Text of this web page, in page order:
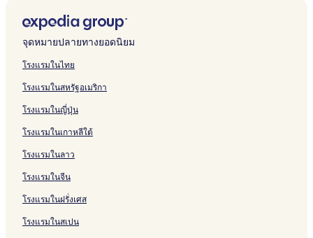
จุดหมายปลายทางยอดนิยม
โรงแรมในไทย
โรงแรมในสหรัฐอเมริกา
โรงแรมในญี่ปุ่น
โรงแรมในเกาหลีใต้
โรงแรมในลาว
โรงแรมในจีน
โรงแรมในฝรั่งเศส
โรงแรมในสเปน